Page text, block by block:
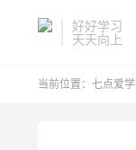
好好学习
天天向上
当前位置： 七点爱学